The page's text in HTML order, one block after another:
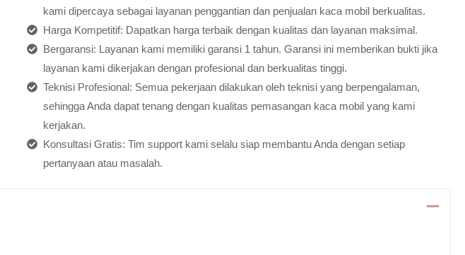
kami dipercaya sebagai layanan penggantian dan penjualan kaca mobil berkualitas.
Harga Kompetitif: Dapatkan harga terbaik dengan kualitas dan layanan maksimal.
Bergaransi: Layanan kami memiliki garansi 1 tahun. Garansi ini memberikan bukti jika
layanan kami dikerjakan dengan profesional dan berkualitas tinggi.
Teknisi Profesional: Semua pekerjaan dilakukan oleh teknisi yang berpengalaman,
sehingga Anda dapat tenang dengan kualitas pemasangan kaca mobil yang kami
kerjakan.
Konsultasi Gratis: Tim support kami selalu siap membantu Anda dengan setiap
pertanyaan atau masalah.